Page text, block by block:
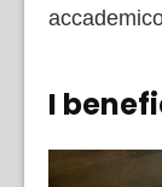
I